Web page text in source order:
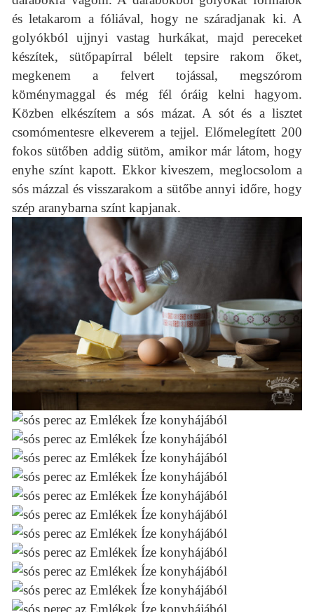
és letakarom a fóliával, hogy ne száradjanak ki. A
golyókból ujjnyi vastag hurkákat, majd pereceket
készítek, sütőpapírral bélelt tepsire rakom őket,
megkenem a felvert tojással, megszórom
köménymaggal és még fél óráig kelni hagyom.
Közben elkészítem a sós mázat. A sót és a lisztet
csomómentesre elkeverem a tejjel. Előmelegített 200
fokos sütőben addig sütöm, amikor már látom, hogy
enyhe színt kapott. Ekkor kiveszem, meglocsolom a
sós mázzal és visszarakom a sütőbe annyi időre, hogy
szép aranybarna színt kapjanak.